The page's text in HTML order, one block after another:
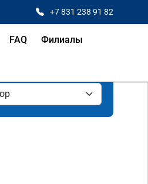
+7 831 238 91 82
FAQ Филиалы